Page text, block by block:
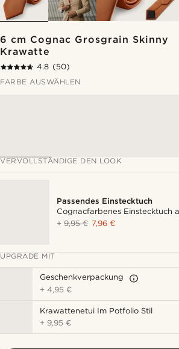
6 cm Cognac Grosgrain Skinny
Krawatte
4.8 (50)
FARBE AUSWÄHLEN
VERVOLLSTÄNDIGE DEN LOOK
Passendes Einstecktuch
Cognacfarbenes Einstecktuch
+9,95 € 7,96 €
UPGRADE MIT
Geschenkverpackung
+4,95 €
Krawattenetui Im Potfolio Stil
+ 9,95 €